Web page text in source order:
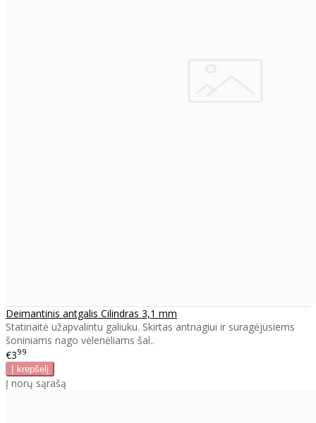
Deimantinis antgalis Cilindras 3,1 mm
Statinaitė užapvalintu galiuku. Skirtas antnagiui ir suragėjusiems
šoniniams nago vėlenėliams šal..
€399
Į norų sąrašą